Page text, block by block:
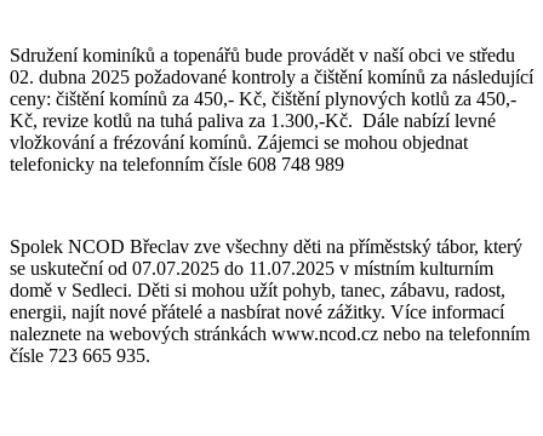
Sdružení kominíků a topenářů bude provádět v naší obci ve středu
02. dubna 2025 požadované kontroly a čištění komínů za následující
ceny: čištění komínů za 450,- Kč, čištění plynových kotlů za 450,-
Kč, revize kotlů na tuhá paliva za 1.300,-Kč. Dále nabízí levné
vložkování a frézování komínů. Zájemci se mohou objednat
telefonicky na telefonním čísle 608 748 989
Spolek NCOD Břeclav zve všechny děti na příměstský tábor, který
se uskuteční od 07.07.2025 do 11.07.2025 v místním kulturním
domě v Sedleci. Děti si mohou užít pohyb, tanec, zábavu, radost,
energii, najít nové přátelé a nasbírat nové zážitky. Více informací
naleznete na webových stránkách www.ncod.cz nebo na telefonním
čísle 723 665 935.